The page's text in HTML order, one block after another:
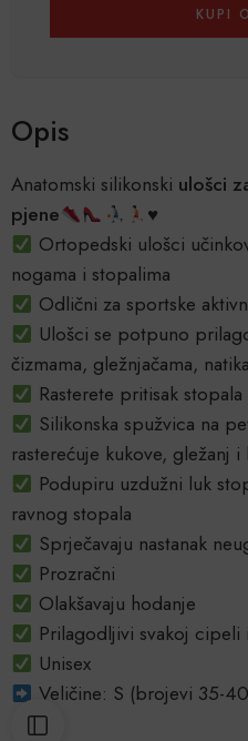
KUPI
Opis
Anatomski silikonski ulošci
pjene
♥️
Ortopedski ulošci
nogama i stopalima
Odlični za sportske
Ulošci se potpuno
čizmama, gležnjačama,
Rasterete pritisak stopala
Silikonska spužvica na
rasterećuje kukove, gležanj
Podupiru uzdužni luk
ravnog stopala
Sprječavaju nastanak
Prozračni
Olakšavaju hodanje
Prilagodljivi svakoj cipeli
Unisex
Veličine: S (brojevi 35-